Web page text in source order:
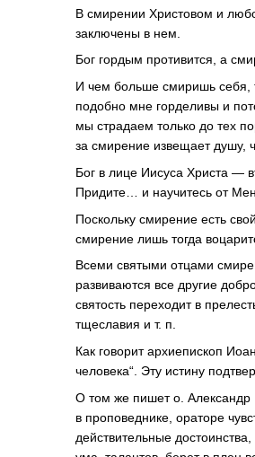
В смирении Христовом и
заключены в нем.
Бог гордым противится, а
И чем больше смиришь себя,
подобно мне горделивы и
мы страдаем только до тех
за смирение извещает душу,
Бог в лице Иисуса Христа —
Придите… и научитесь от
Поскольку смирение есть
смирение лишь тогда
Всеми святыми отцами
развиваются все другие
святость переходит в
тщеславия и т. п.
Как говорит архиепископ
человека“. Эту истину
О том же пишет о. Александр
в проповеднике, ораторе
действительные